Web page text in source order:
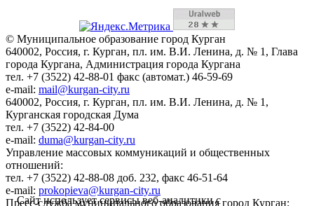
© Муниципальное образование город Курган
640002, Россия, г. Курган, пл. им. В.И. Ленина, д. № 1, Глава
города Кургана, Администрация города Кургана
тел. +7 (3522) 42-88-01 факс (автомат.) 46-59-69
e-mail: mail@kurgan-city.ru
640002, Россия, г. Курган, пл. им. В.И. Ленина, д. № 1,
Курганская городская Дума
тел. +7 (3522) 42-84-00
e-mail: duma@kurgan-city.ru
Управление массовых коммуникаций и общественных
отношений:
тел. +7 (3522) 42-88-08 доб. 232, факс 46-51-64
e-mail: prokopieva@kurgan-city.ru
Пресс-служба муниципального образования город Курган:
Сайт использует сервисы веб-аналитики с